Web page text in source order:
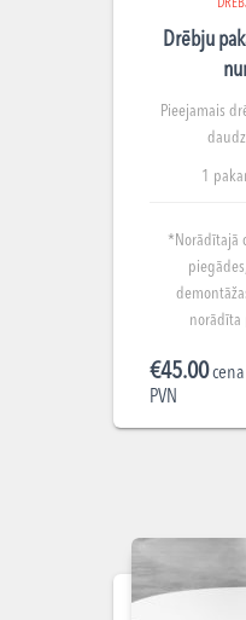
Drēbju
Pieejamais
1
*Norādītajā
norādīta
€45.00cena
PVN